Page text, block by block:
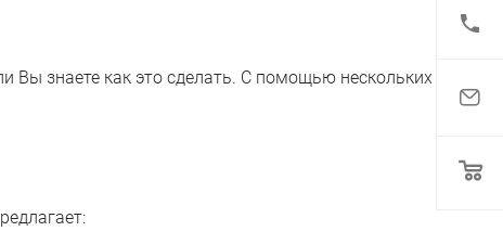
Вы знаете как это сделать. С помощью нескольких